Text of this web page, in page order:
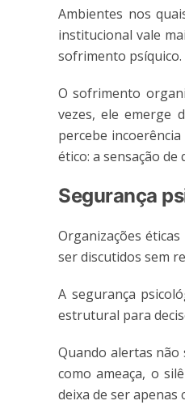
Ambientes nos
institucional vale
sofrimento psíquico.
O sofrimento
vezes, ele emerge
percebe
ético: a sensação
Segurança
Organizações
ser discutidos sem
A segurança
estrutural para
Quando alertas não
como ameaça, o
deixa de ser apenas